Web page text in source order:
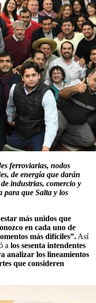
ferroviarias, nodos
de energía que darán
industrias, comercio y
para que Salta y los
más unidos que
en cada uno de
más difíciles”. Así
a los sesenta intendentes
analizar los lineamientos
que consideren